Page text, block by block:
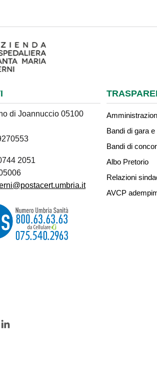
di Joannuccio 05100
2051
Bandi di gara
Bandi di
Albo Pretorio
Relazioni
AVCP